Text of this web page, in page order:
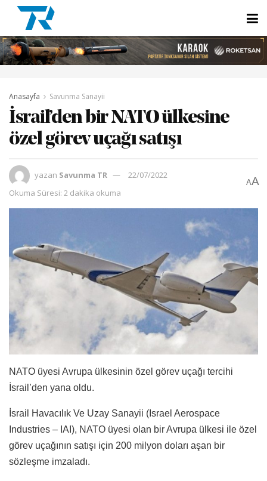
Anasayfa Savunma Sanayii
İsrail’den bir NATO ülkesine
özel görev uçağı satışı
yazan Savunma TR
22/07/2022
Okuma Süresi: 2 dakika okuma
AA
NATO üyesi Avrupa ülkesinin özel görev uçağı tercihi
İsrail’den yana oldu.
İsrail Havacılık Ve Uzay Sanayii (Israel Aerospace
Industries – IAI), NATO üyesi olan bir Avrupa ülkesi ile özel
görev uçağının satışı için 200 milyon doları aşan bir
sözleşme imzaladı.